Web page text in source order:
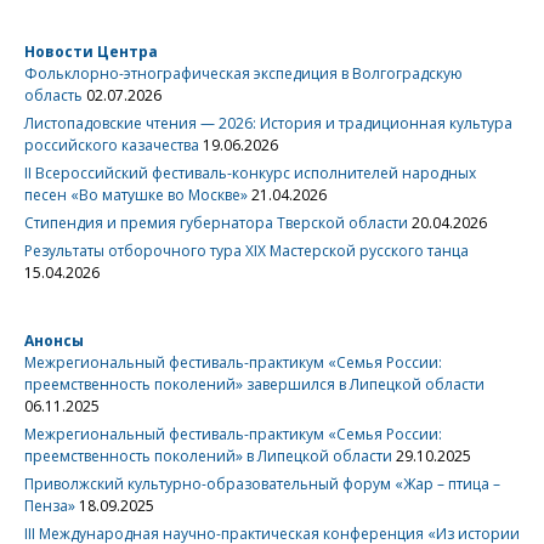
Новости Центра
Фольклорно-этнографическая экспедиция в Волгоградскую
область 02.07.2026
Листопадовские чтения — 2026: История и традиционная культура
российского казачества 19.06.2026
II Всероссийский фестиваль-конкурс исполнителей народных
песен «Во матушке во Москве»21.04.2026
Стипендия и премия губернатора Тверской области 20.04.2026
Результаты отборочного тура XIX Мастерской русского танца
15.04.2026
Анонсы
Межрегиональный фестиваль-практикум «Семья России:
преемственность поколений» завершился в Липецкой области
06.11.2025
Межрегиональный фестиваль-практикум «Семья России:
преемственность поколений» в Липецкой области 29.10.2025
Приволжский культурно-образовательный форум «Жар – птица –
Пенза» 18.09.2025
III Международная научно-практическая конференция «Из истории